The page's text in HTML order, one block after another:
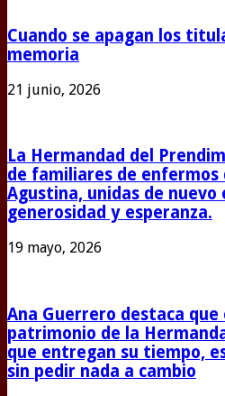
Cuando se apagan los
memoria
21 junio, 2026
La Hermandad del
de familiares de enfermos
Agustina, unidas de nuevo
generosidad y esperanza.
19 mayo, 2026
Ana Guerrero destaca que
patrimonio de la
que entregan su tiempo,
sin pedir nada a cambio